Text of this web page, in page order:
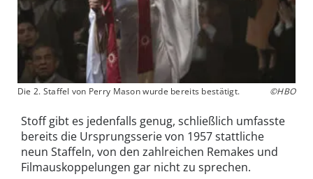
Die 2. Staffel von Perry Mason wurde bereits bestätigt. ©HBO
Stoff gibt es jedenfalls genug, schließlich umfasste
bereits die Ursprungsserie von 1957 stattliche
neun Staffeln, von den zahlreichen Remakes und
Filmauskoppelungen gar nicht zu sprechen.